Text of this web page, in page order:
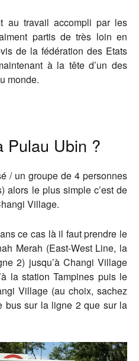
au travail accompli par les
partis de très loin en
de la fédération des Etats
à la tête d’un des
monde.
Pulau Ubin ?
/ un groupe de 4 personnes
alors le plus simple c’est de
Village.
ce cas là il faut prendre le
Merah (East-West Line, la
2) jusqu’à Changi Village
la station Tampines puis le
Village (au choix, sachez
bus sur la ligne 2 que sur la